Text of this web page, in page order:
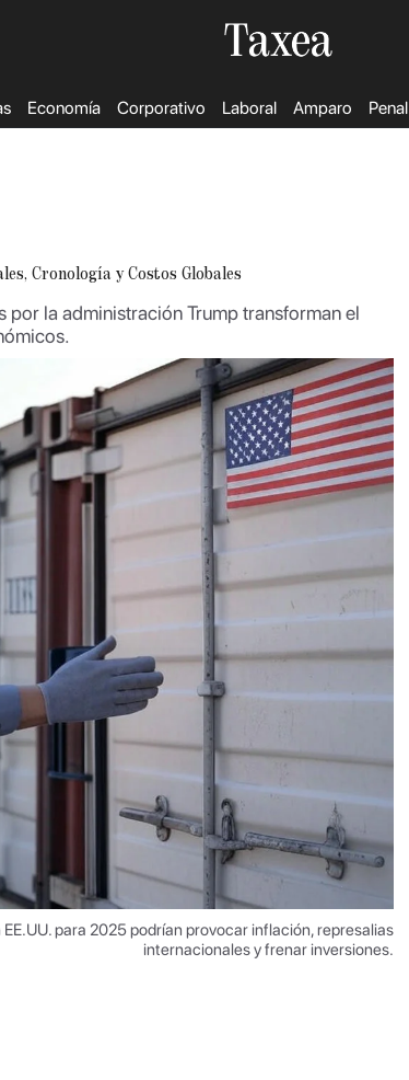
Economía Corporativo Laboral Amparo Penal
Cronología y Costos Globales
por la administración Trump transforman el
para 2025 podrían provocar inflación, represalias
internacionales y frenar inversiones.